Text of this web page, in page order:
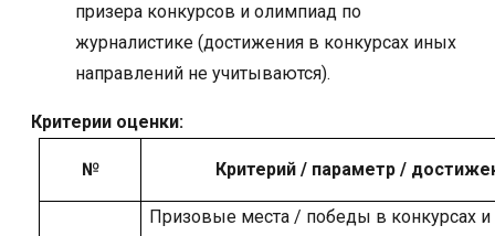
призера конкурсов и олимпиад по
журналистике (достижения в конкурсах иных
направлений не учитываются).
Критерии оценки:
№ Критерий / параметр /
Призовые места / победы в конкурсах и